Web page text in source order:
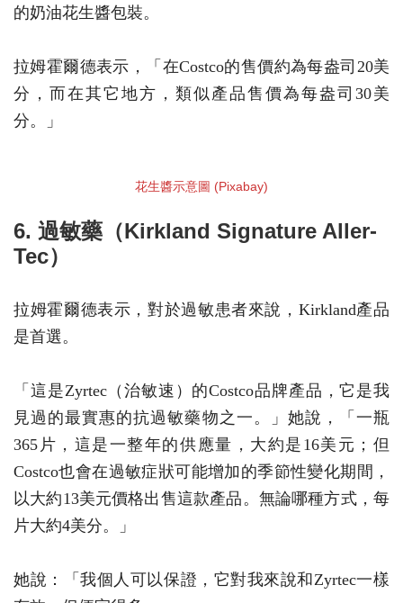
的奶油花生醬包裝。
拉姆霍爾德表示，「在Costco的售價約為每盎司20美
分，而在其它地方，類似產品售價為每盎司30美
分。」
花生醬示意圖 (Pixabay)
6. 過敏藥（Kirkland Signature Aller-
Tec）
拉姆霍爾德表示，對於過敏患者來說，Kirkland產品
是首選。
「這是Zyrtec（治敏速）的Costco品牌產品，它是我
見過的最實惠的抗過敏藥物之一。」她說，「一瓶
365片，這是一整年的供應量，大約是16美元；但
Costco也會在過敏症狀可能增加的季節性變化期間，
以大約13美元價格出售這款產品。無論哪種方式，每
片大約4美分。」
她說：「我個人可以保證，它對我來說和Zyrtec一樣